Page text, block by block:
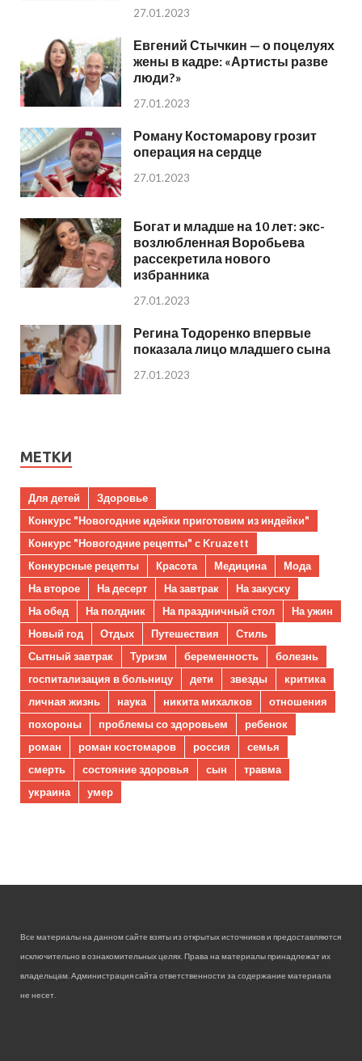
27.01.2023
Евгений Стычкин — о поцелуях
жены в кадре: «Артисты разве
люди?»
27.01.2023
Роману Костомарову грозит
операция на сердце
27.01.2023
Богат и младше на 10 лет: экс-
возлюбленная Воробьева
рассекретила нового
избранника
27.01.2023
Регина Тодоренко впервые
показала лицо младшего сына
27.01.2023
МЕТКИ
Для детей
Здоровье
Конкурс "Новогодние идейки приготовим из индейки"
Конкурс "Новогодние рецепты" с Kruazett
Конкурсные рецепты
Красота Медицина
Мода
На второе
На десерт На завтрак
На закуску
На обед
На полдник На праздничный стол
На ужин
Новый год
Отдых Путешествия
Стиль
Сытный завтрак
Туризм беременность
болезнь
госпитализация в больницу
дети звезды
критика
личная жизнь
наука никита михалков
отношения
похороны
проблемы со здоровьем
ребенок
роман
роман костомаров россия
семья
смерть
состояние здоровья сын
травма
украина
умер
Все материалы на данном сайте взяты из открытых источников и предоставляются
исключительно в ознакомительных целях. Права на материалы принадлежат их
владельцам. Администрация сайта ответственности за содержание материала
не несет.